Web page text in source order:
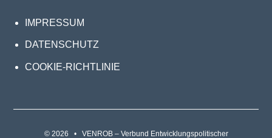
IMPRESSUM
DATENSCHUTZ
COOKIE-RICHTLINIE
© 2026 • VENROB – Verbund Entwicklungspolitischer